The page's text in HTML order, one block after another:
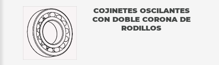
COJINETES OSCILANTES
CON DOBLE CORONA DE
RODILLOS